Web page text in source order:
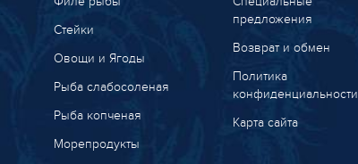
Стейки
Овощи и Ягоды
Рыба слабосоленая
Рыба копченая
Морепродукты
предложения
Возврат и обмен
Политика
конфиденциальности
Карта сайта